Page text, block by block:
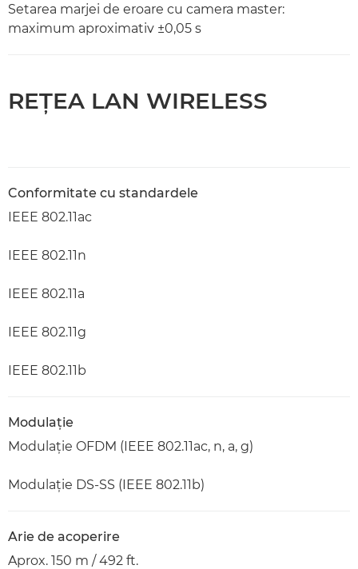
Setarea marjei de eroare cu camera master:
maximum aproximativ ±0,05 s
REŢEA LAN WIRELESS
Conformitate cu standardele
IEEE 802.11ac
IEEE 802.11n
IEEE 802.11a
IEEE 802.11g
IEEE 802.11b
Modulaţie
Modulaţie OFDM (IEEE 802.11ac, n, a, g)
Modulaţie DS-SS (IEEE 802.11b)
Arie de acoperire
Aprox. 150 m / 492 ft.